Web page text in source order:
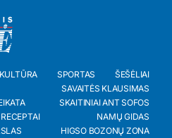
KULTŪRA SPORTAS
ŠEŠĖLIAI
SAVAITĖS KLAUSIMAS
SKAITINIAI ANT SOFOS
RECEPTAI
NAMŲ GIDAS
HIGSO BOZONŲ ZONA